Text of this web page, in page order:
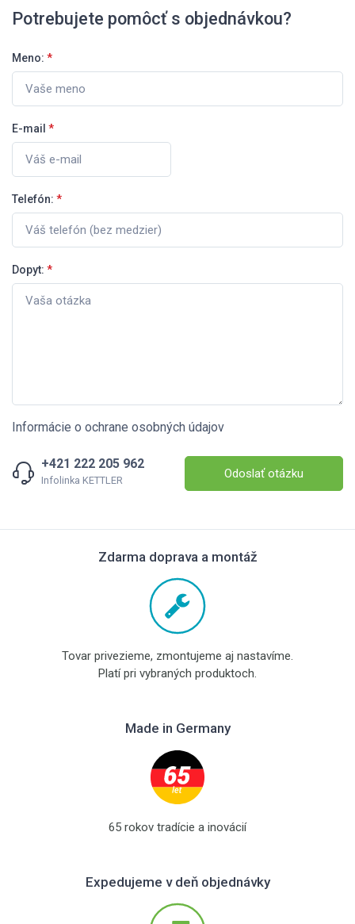
Potrebujete pomôcť s objednávkou?
Meno: *
E-mail *
Telefón: *
Dopyt: *
Informácie o ochrane osobných údajov
+421 222 205 962
Infolinka KETTLER Odoslať otázku
Zdarma doprava a montáž
Tovar privezieme, zmontujeme aj nastavíme.
Platí pri vybraných produktoch.
Made in Germany
65 rokov tradície a inovácií
Expedujeme v deň objednávky